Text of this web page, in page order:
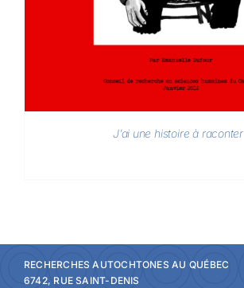
J’ai une histoire à raconter
RECHERCHES AUTOCHTONES AU QUÉBEC
6742, RUE SAINT-DENIS